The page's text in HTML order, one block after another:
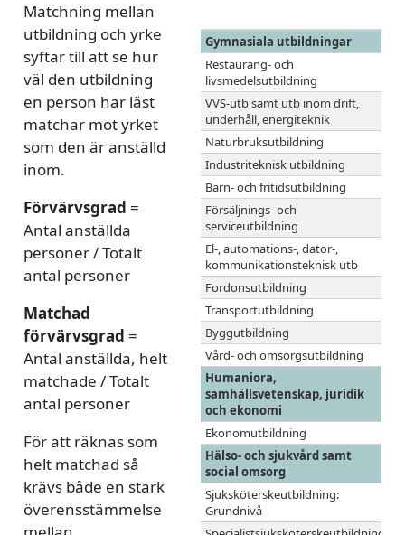
Matchning mellan
utbildning och yrke
syftar till att se hur
väl den utbildning
en person har läst
matchar mot yrket
som den är anställd
inom.
Förvärvsgrad =
Antal anställda
personer / Totalt
antal personer
Matchad
förvärvsgrad =
Antal anställda, helt
matchade / Totalt
antal personer
För att räknas som
helt matchad så
krävs både en stark
överensstämmelse
Gymnasiala utbildningar
Restaurang- och
livsmedelsutbildning
VVS-utb samt utb inom drift,
underhåll, energiteknik
Naturbruksutbildning
Industriteknisk utbildning
Barn- och fritidsutbildning
Försäljnings- och
serviceutbildning
El-, automations-, dator-,
kommunikationsteknisk utb
Fordonsutbildning
Transportutbildning
Byggutbildning
Vård- och omsorgsutbildning
Humaniora,
samhällsvetenskap, juridik
och ekonomi
Ekonomutbildning
Hälso- och sjukvård samt
social omsorg
Sjuksköterskeutbildning:
Grundnivå